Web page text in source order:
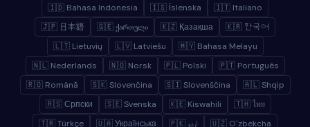
🇮🇩 Bahasa Indonesia
🇮🇸 Íslenska
🇮🇹 Italiano
🇯🇵 日本語
🇬🇪 ქართული 🇰🇿 Қазақша
🇰🇷 한국어
🇱🇹 Lietuvių
🇱🇻 Latviešu
🇲🇾 Bahasa Melayu
🇳🇱 Nederlands
🇳🇴 Norsk 🇵🇱 Polski
🇵🇹 Português
🇷🇴 Română
🇸🇰 Slovenčina 🇸🇮 Slovenščina
🇦🇱 Shqip
🇷🇸 Српски
🇸🇪 Svenska 🇰🇪 Kiswahili
🇹🇭 ไทย
🇹🇷 Türkçe
🇺🇦 Українська 🇵🇰 اردو 🇺🇿 Oʻzbekcha